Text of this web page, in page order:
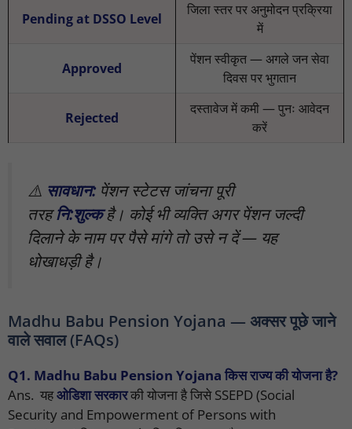
Pending at DSSO Level
जिला स्तर पर अनुमोदन प्रक्रिया
में
Approved
पेंशन स्वीकृत — अगले जन सेवा
दिवस पर भुगतान
Rejected
दस्तावेज में कमी — पुनः आवेदन
करें
⚠️ सावधान: पेंशन स्टेटस जांचना पूरी
तरहनि:शुल्कहै। कोई भी व्यक्ति अगर पेंशन जल्दी
दिलाने के नाम पर पैसे मांगे तो उसे न दें — यह
धोखाधड़ी है।
Madhu Babu Pension Yojana — अक्सर पूछे जाने
वाले सवाल (FAQs)
Q1. Madhu Babu Pension Yojana किस राज्य की योजना है?
Ans. यहओडिशा सरकारकी योजना है जिसे SSEPD (Social
Security and Empowerment of Persons with